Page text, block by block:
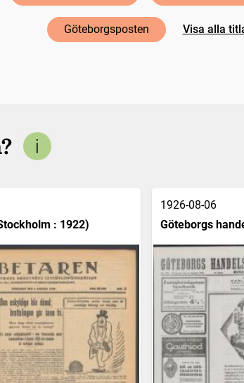
Göteborgsposten Visa alla
: 1922)
1926-08-06
Göteborgs
sjöfartstidning